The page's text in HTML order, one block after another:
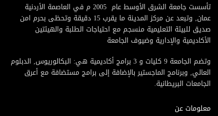
تأسست جامعة الشرق الأوسط عام 2005 م في العاصمة الأردنية
عمان, وتبعد عن مركز المدينة ما يقرب 15 دقيقة وتحظى بحرم امن
صديق للبيئة التعليمية منسجم مع احتياجات الطلبة والهيئتين
الأكاديمية والإدارية وضيوف الجامعة
وتضم الجامعة 9 كليات و 3 برامج أكاديمية هي: البكالوريوس, الدبلوم
العالي, وبرنامج الماجستير بالإضافة إلى برامج مستضافة مع أعرق
الجامعات البريطانية.
معلومات عن